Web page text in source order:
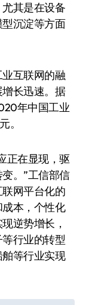
其是在设备
沉淀等方面
互联网的融
长迅速。据
年中国工业
。
在显现，驱
。”工信部信
网平台化的
本，个性化
逆势增长，
行业的转型
等行业实现